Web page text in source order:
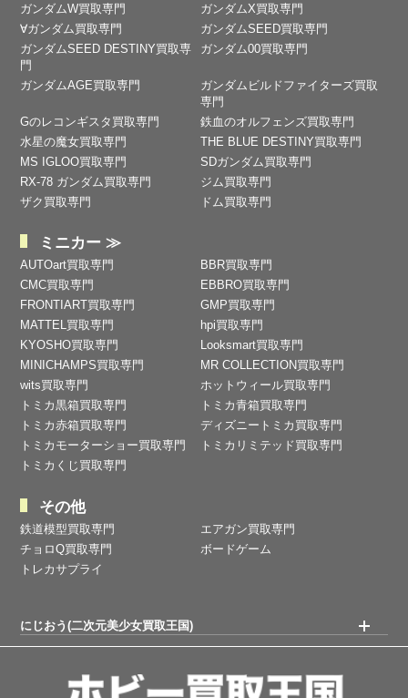
ガンダムW買取専門
ガンダムX買取専門
∀ガンダム買取専門
ガンダムSEED買取専門
ガンダムSEED DESTINY買取専
門
ガンダム00買取専門
ガンダムAGE買取専門
ガンダムビルドファイターズ買取
専門
Gのレコンギスタ買取専門
鉄血のオルフェンズ買取専門
水星の魔女買取専門
THE BLUE DESTINY買取専門
MS IGLOO買取専門
SDガンダム買取専門
RX-78 ガンダム買取専門
ジム買取専門
ザク買取専門
ドム買取専門
ミニカー ≫
AUTOart買取専門
BBR買取専門
CMC買取専門
EBBRO買取専門
FRONTIART買取専門
GMP買取専門
MATTEL買取専門
hpi買取専門
KYOSHO買取専門
Looksmart買取専門
MINICHAMPS買取専門
MR COLLECTION買取専門
wits買取専門
ホットウィール買取専門
トミカ黒箱買取専門
トミカ青箱買取専門
トミカ赤箱買取専門
ディズニートミカ買取専門
トミカモーターショー買取専門
トミカリミテッド買取専門
トミカくじ買取専門
その他
鉄道模型買取専門
エアガン買取専門
チョロQ買取専門
ボードゲーム
トレカサプライ
にじおう(二次元美少女買取王国)